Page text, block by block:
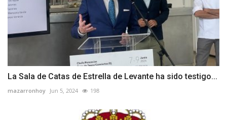
La Sala de Catas de Estrella de Levante ha sido testigo...
mazarronhoy Jun 5, 2024 198